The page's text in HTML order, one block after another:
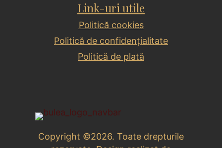
Copyright ©2026. Toate drepturile
Link-uri utile
Politică cookies
Politică de confidențialitate
Politică de plată